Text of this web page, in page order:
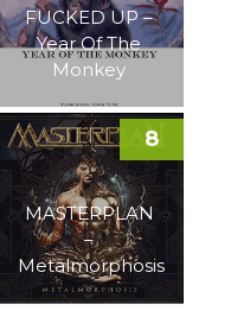
FUCKED UP –
Year Of The
Monkey
MASTERPLAN
–
Metalmorphosis
8